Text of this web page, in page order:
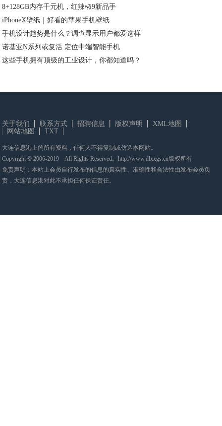
8+128GB内存千元机，红辣椒9新品手
iPhoneX壁纸｜好看的苹果手机壁纸
手机设计趋势是什么？调查显示用户都爱这样
诺基亚N系列或复活 定位中端智能手机
这些手机拥有顶级的工业设计，你都知道吗？
关于我们 联系方式 招聘信息 版权声明
XML地图
网站地图
TXT
大连信息港上的所有资料，任何人不得复制或仿造本网站。
Copyright © 2006-2019 All Rights Reserved。http://www.dlxxgs.cn版权所有
免责声明：本站上会员自行发布的信息的真实性、准确性和合法性由发布会员负
责，大连信息港对此不承担任何保证责任。